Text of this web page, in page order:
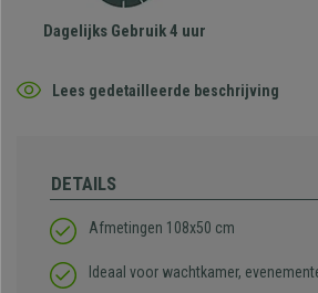
Dagelijks Gebruik 4 uur
Lees gedetailleerde beschrijving
DETAILS
Afmetingen 108x50 cm
Ideaal voor wachtkamer,